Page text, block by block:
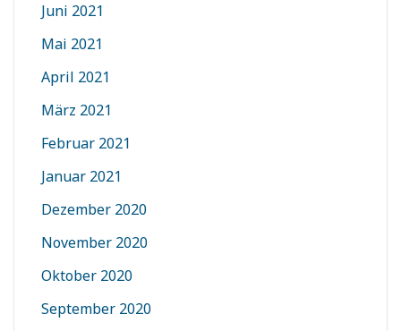
Juni 2021
Mai 2021
April 2021
März 2021
Februar 2021
Januar 2021
Dezember 2020
November 2020
Oktober 2020
September 2020